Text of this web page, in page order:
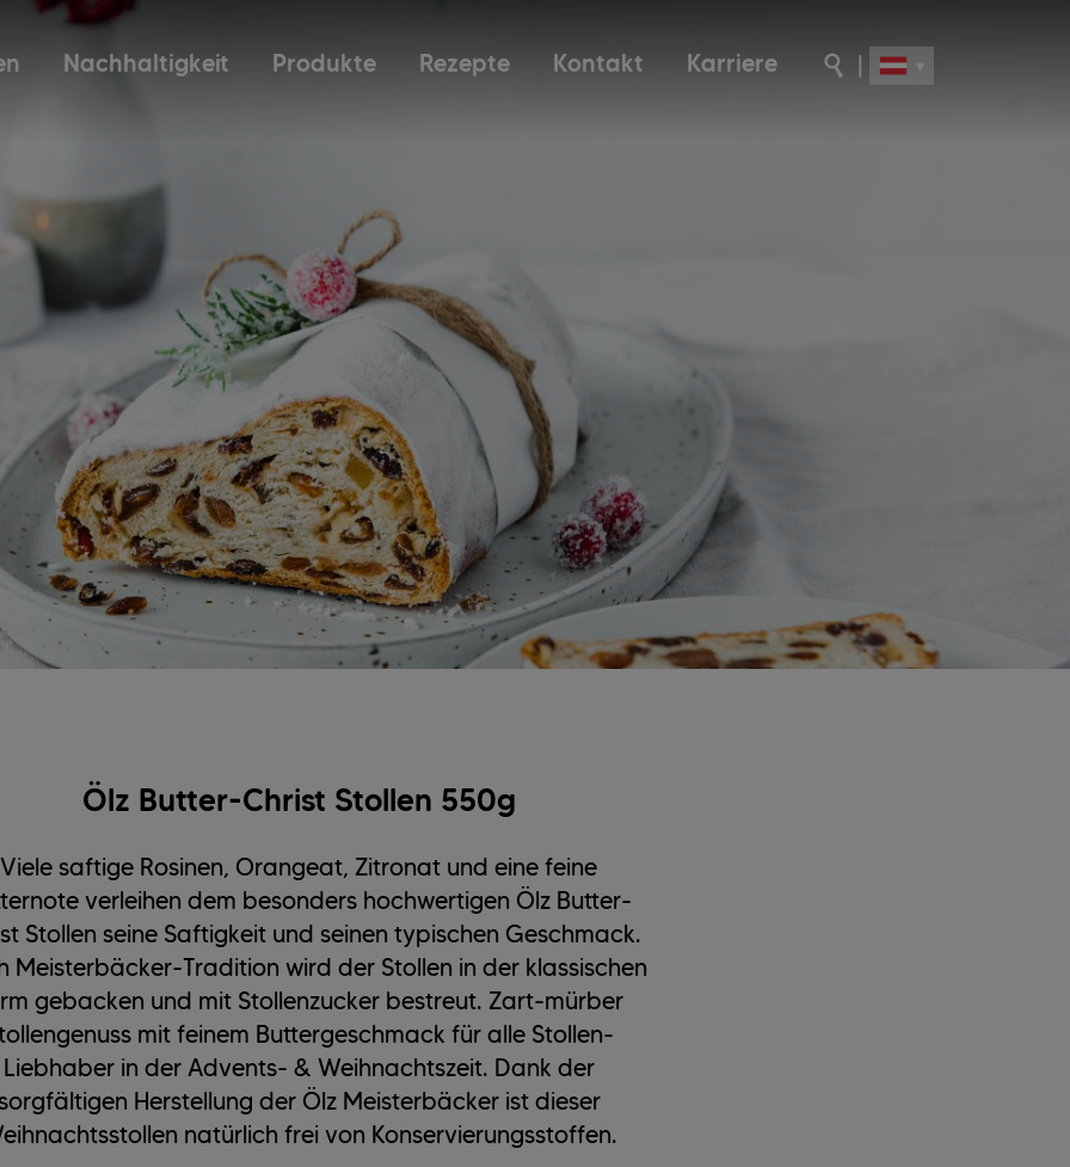
Nachhaltigkeit Produkte Rezepte Kontakt Karriere
Ölz Butter-Christ Stollen 550g
Viele saftige Rosinen, Orangeat, Zitronat und eine feine
verleihen dem besonders hochwertigen Ölz Butter-
Stollen seine Saftigkeit und seinen typischen Geschmack.
Meisterbäcker-Tradition wird der Stollen in der klassischen
gebacken und mit Stollenzucker bestreut. Zart-mürber
mit feinem Buttergeschmack für alle Stollen-
Liebhaber in der Advents- & Weihnachtszeit. Dank der
Herstellung der Ölz Meisterbäcker ist dieser
natürlich frei von Konservierungsstoffen.